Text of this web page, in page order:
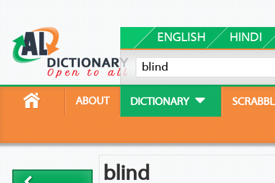
ENGLISH HINDI
ABOUT DICTIONARY
blind